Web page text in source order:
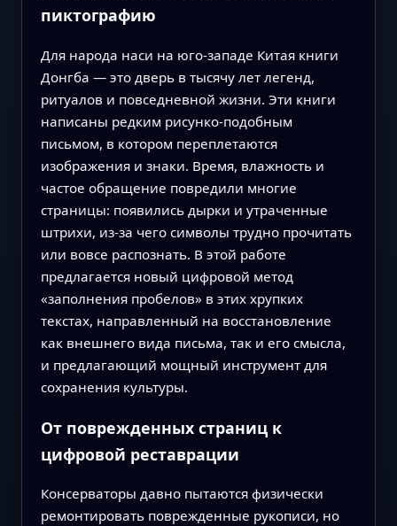
пиктографию
Для народа наси на юго-западе Китая книги
Донгба — это дверь в тысячу лет легенд,
ритуалов и повседневной жизни. Эти книги
написаны редким рисунко-подобным
письмом, в котором переплетаются
изображения и знаки. Время, влажность и
частое обращение повредили многие
страницы: появились дырки и утраченные
штрихи, из-за чего символы трудно прочитать
или вовсе распознать. В этой работе
предлагается новый цифровой метод
«заполнения пробелов» в этих хрупких
текстах, направленный на восстановление
как внешнего вида письма, так и его смысла,
и предлагающий мощный инструмент для
сохранения культуры.
От поврежденных страниц к
цифровой реставрации
Консерваторы давно пытаются физически
ремонтировать поврежденные рукописи, но